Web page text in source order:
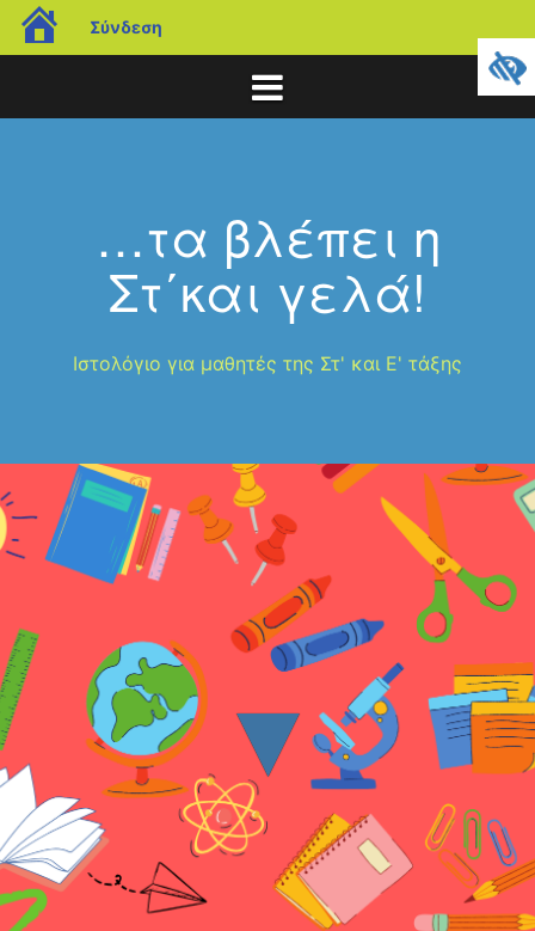
blogs.sch.gr
Σύνδεση
περιεχόμενο
…τα βλέπει η
Στ΄και γελά!
Ιστολόγιο για μαθητές της Στ' και Ε' τάξης
▼